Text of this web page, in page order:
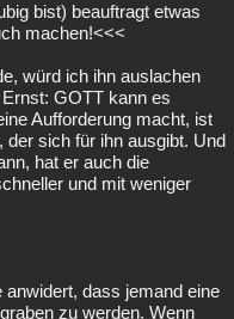
bist) beauftragt etwas
machen!<<<
würd ich ihn auslachen
GOTT kann es
Aufforderung macht, ist
der sich für ihn ausgibt. Und
hat er auch die
und mit weniger
dass jemand eine
zu werden. Wenn